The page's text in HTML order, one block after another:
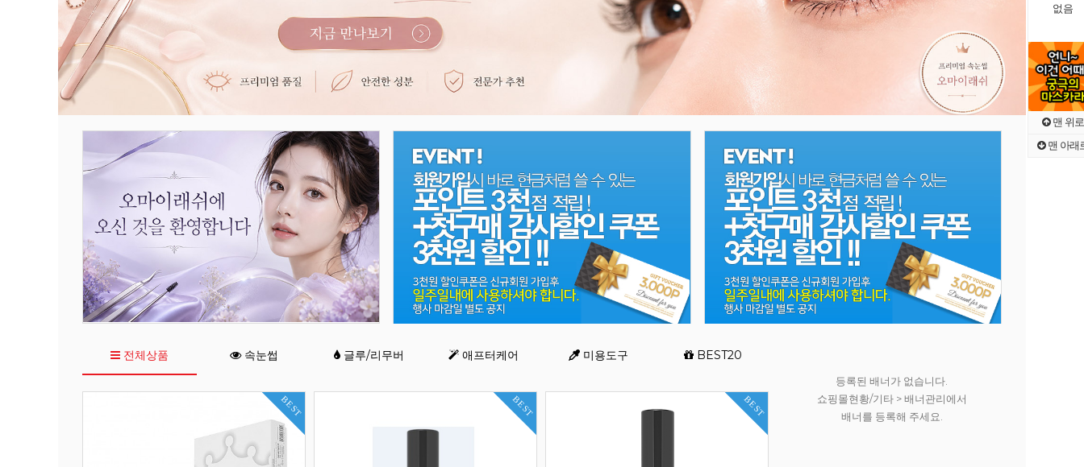
없음
맨 위로
맨 아래
전체상품 속눈썹 글루/리무버 애프터케어 미용도구 BEST20
BEST BEST BEST
쇼핑몰현황/기타 > 배너관리에서
배너를 등록해 주세요.
등록된 배너가 없습니다.
쇼핑몰현황/기타 > 배너관리에서
배너를 등록해 주세요.